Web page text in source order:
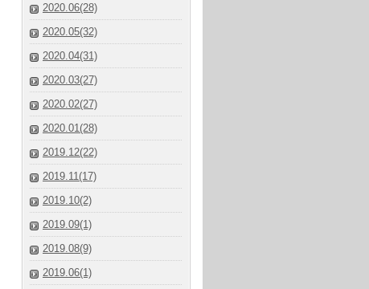
2020.06(28)
2020.05(32)
2020.04(31)
2020.03(27)
2020.02(27)
2020.01(28)
2019.12(22)
2019.11(17)
2019.10(2)
2019.09(1)
2019.08(9)
2019.06(1)